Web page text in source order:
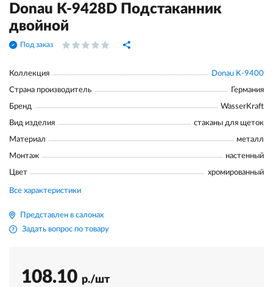
Donau K-9428D Подстаканник
двойной
Под заказ
Коллекция Donau K-9400
Страна производитель Германия
Бренд WasserKraft
Вид изделия стаканы для щеток
Материал металл
Монтаж настенный
Цвет хромированный
Все характеристики
Представлен в салонах
Задать вопрос по товару
108.10 р./шт